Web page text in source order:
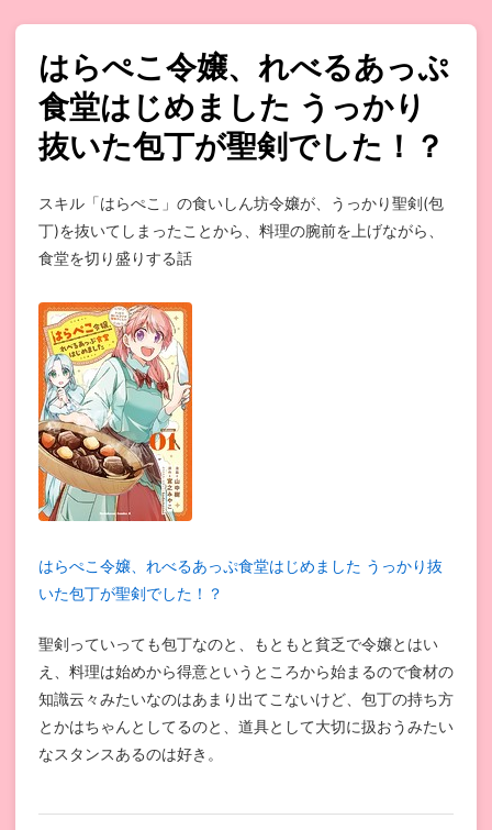
はらぺこ令嬢、れべるあっぷ
食堂はじめました うっかり
抜いた包丁が聖剣でした！？
スキル「はらぺこ」の食いしん坊令嬢が、うっかり聖剣(包
丁)を抜いてしまったことから、料理の腕前を上げながら、
食堂を切り盛りする話
はらぺこ令嬢、れべるあっぷ食堂はじめました うっかり抜
いた包丁が聖剣でした！？
聖剣っていっても包丁なのと、もともと貧乏で令嬢とはい
え、料理は始めから得意というところから始まるので食材の
知識云々みたいなのはあまり出てこないけど、包丁の持ち方
とかはちゃんとしてるのと、道具として大切に扱おうみたい
なスタンスあるのは好き。